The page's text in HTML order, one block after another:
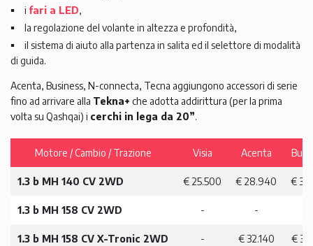
i fari a LED,
la regolazione del volante in altezza e profondità,
il sistema di aiuto alla partenza in salita ed il selettore di modalità
di guida.
Acenta, Business, N-connecta, Tecna aggiungono accessori di serie
fino ad arrivare alla Tekna+ che adotta addirittura (per la prima
volta su Qashqai) i cerchi in lega da 20”.
Motore / Cambio / Trazione Visia Acenta
1.3 b MH 140 CV 2WD € 25.500 € 28.940 €
1.3 b MH 158 CV 2WD - -
1.3 b MH 158 CV X-Tronic 2WD - € 32.140 €